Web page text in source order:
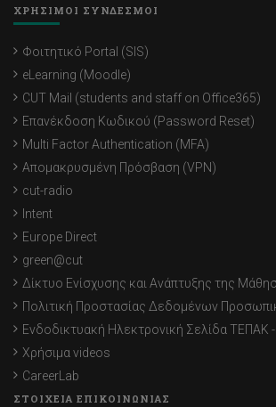
ΧΡΗΣΙΜΟΙ ΣΥΝΔΕΣΜΟΙ
Φοιτητικό Portal (SIS)
eLearning (Moodle)
CUT Mail (students and staff on Office365)
Επανέκδοση Κωδικού (Password Reset)
Multi Factor Authentication (MFA)
Απομακρυσμένη Πρόσβαση (VPN)
cut-radio
Intent
Europe Direct
green@cut
Δίκτυο Ενίσχυσης και Ανάπτυξης της
Πολιτική Προστασίας Δεδομένων
Ενδοδικτυακή Ηλεκτρονική Σελίδα ΤΕΠΑΚ
Χρήσιμα videos
CareerLab
ΣΤΟΙΧΕΙΑ ΕΠΙΚΟΙΝΩΝΙΑΣ